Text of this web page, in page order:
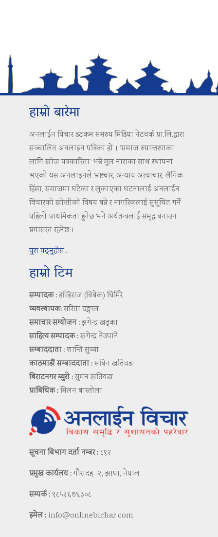
हाम्रो बारेमा
अनलाईन विचार डटकम समरुप मिडिया नेटवर्क प्रा.लि.द्वारा
सञ्चालित अनलाइन पत्रिका हो । ‘समाज रुपान्तरणका
लागि खोज पत्रकारिता’ भन्ने मुल नाराका साथ स्थापना
भएको यस अनलाइनले भ्रष्टचार, अन्याय अत्याचार, लैंगिक
हिंसा, समाजमा घटेका र लुकाएका घटनालाई अनलाईन
विचारको खोजीको विषय बन्ने र नागरिकलाई सुसूचित गर्ने
पहिलो प्राथमिकता हुनेछ भने अर्थतन्त्रलाई समृद्ध बनाउन
प्रयासरत रहनेछ ।
पुरा पढ्नुहोस..
हाम्रो टिम
सम्पादक :डण्डिराज (बिबेक) घिमिरे
व्यवस्थापक:सरिता दङ्गाल
समाचार सम्योजन :झगेन्द्र खड्का
साहित्य सम्पादक :खगेन्द्र नेउपाने
सम्बाददाता :शान्ति सुब्बा
काठमाडौं सम्बाददाता :सबिन खतिवडा
बिराटनगर ब्युरो :सुमन खतिवडा
प्राबिधिक :मिलन बास्तोला
सूचना बिभाग दर्ता नम्बर : ८९२
प्रमुख कार्यलय :गौरादह -२, झापा, नेपाल
सम्पर्क : ९८५२६७६३०८
इमेल : info@onlinebichar.com